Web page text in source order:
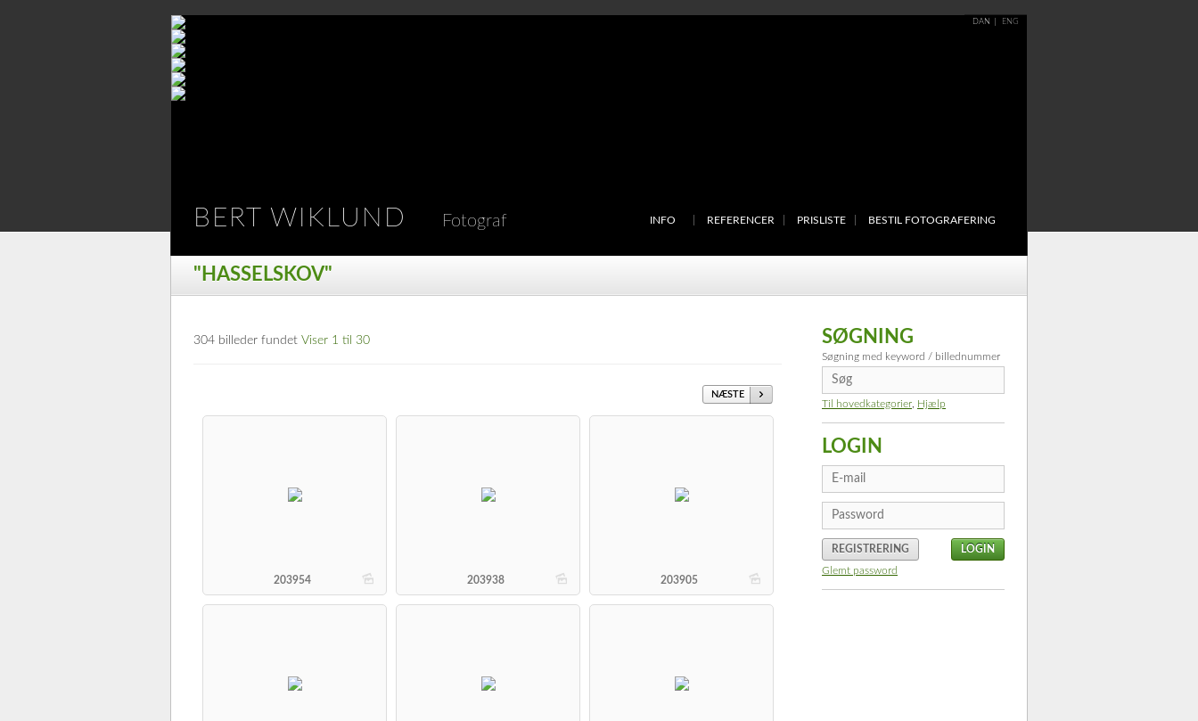
DAN ENG
BERT WIKLUND Fotograf INFO REFERENCER PRISLISTE BESTIL FOTOGRAFERING
"HASSELSKOV"
304 billeder fundet Viser 1 til 30
NÆSTE
b
203954 b
203938 b
203905
SØGNING
Søgning med keyword / billednummer
Til hovedkategorier Hjælp
LOGIN
REGISTRERING
Glemt password